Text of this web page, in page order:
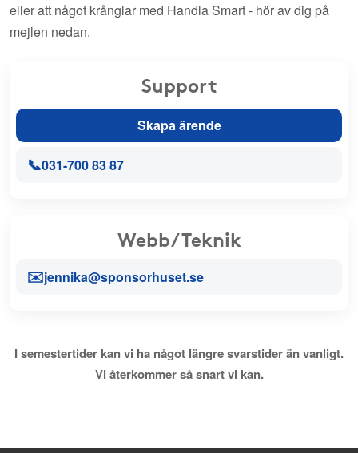
eller att något krånglar med Handla Smart - hör av dig på
mejlen nedan.
Support
Skapa ärende
📞031-700 83 87
Webb/Teknik
✉️jennika@sponsorhuset.se
I semestertider kan vi ha något längre svarstider än vanligt.
Vi återkommer så snart vi kan.